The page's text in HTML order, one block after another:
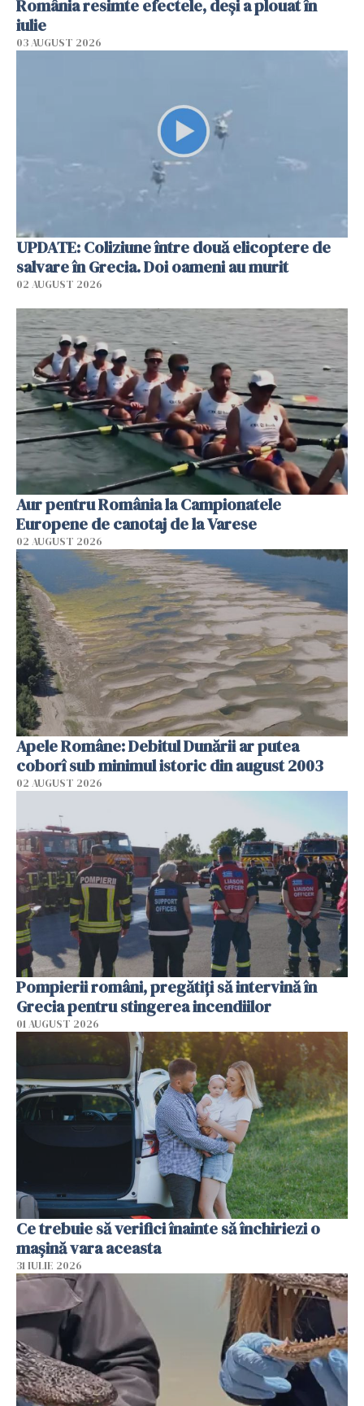
România resimte efectele, deși a plouat în
iulie
03 AUGUST 2026
UPDATE: Coliziune între două elicoptere de
salvare în Grecia. Doi oameni au murit
02 AUGUST 2026
Aur pentru România la Campionatele
Europene de canotaj de la Varese
02 AUGUST 2026
Apele Române: Debitul Dunării ar putea
coborî sub minimul istoric din august 2003
02 AUGUST 2026
Pompierii români, pregătiţi să intervină în
Grecia pentru stingerea incendiilor
01 AUGUST 2026
Ce trebuie să verifici înainte să închiriezi o
mașină vara aceasta
31 IULIE 2026